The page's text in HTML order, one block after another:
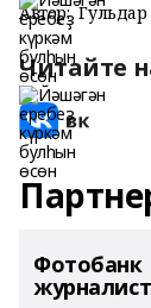
Автор:
Читайте
Фотобанк